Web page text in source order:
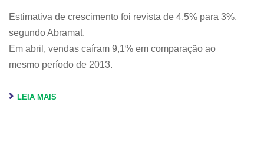
Estimativa de crescimento foi revista de 4,5% para 3%,
segundo Abramat.
Em abril, vendas caíram 9,1% em comparação ao
mesmo período de 2013.
LEIA MAIS